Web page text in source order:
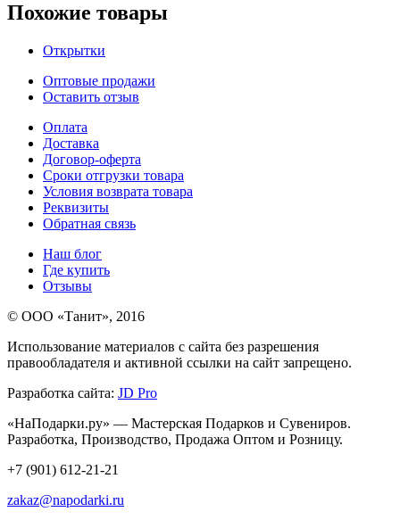
Похожие товары
Открытки
Оптовые продажи
Оставить отзыв
Оплата
Доставка
Договор-оферта
Сроки отгрузки товара
Условия возврата товара
Реквизиты
Обратная связь
Наш блог
Где купить
Отзывы
© ООО «Танит», 2016
Использование материалов с сайта без разрешения
правообладателя и активной ссылки на сайт запрещено.
Разработка сайта: JD Pro
«НаПодарки.ру» — Мастерская Подарков и Сувениров.
Разработка, Производство, Продажа Оптом и Розницу.
+7 (901) 612-21-21
zakaz@napodarki.ru